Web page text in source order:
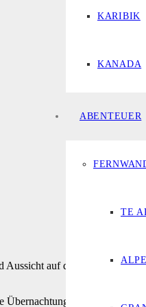
KARIBIK
KANADA
ABENTEUER
TE
Aussicht auf dem Breast Hill
Übernachtung in einer